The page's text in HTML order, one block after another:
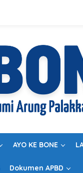
AYO KE BONE
Dokumen APBD